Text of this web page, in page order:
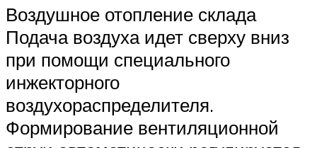
Воздушное отопление склада
Подача воздуха идет сверху вниз
при помощи специального
инжекторного
воздухораспределителя.
Формирование вентиляционной